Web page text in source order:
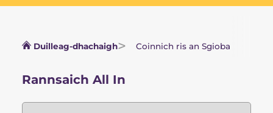
Duilleag-dhachaigh Coinnich ris an Sgioba
Rannsaich All In